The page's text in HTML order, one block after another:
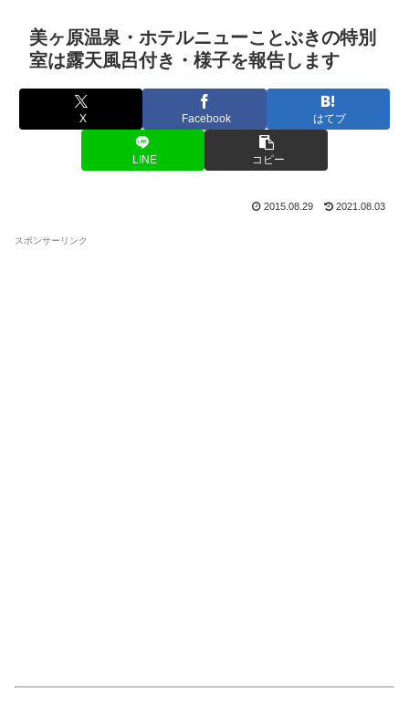
美ヶ原温泉・ホテルニューことぶきの特別
室は露天風呂付き・様子を報告します
X Facebook はてブ
LINE コピー
2015.08.29 2021.08.03
スポンサーリンク